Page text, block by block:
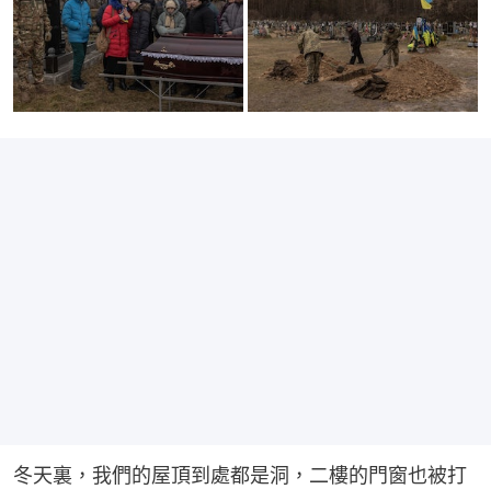
冬天裏，我們的屋頂到處都是洞，二樓的門窗也被打